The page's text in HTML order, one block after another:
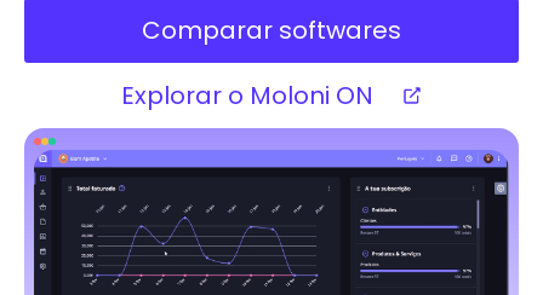
Comparar softwares
Explorar o Moloni ON